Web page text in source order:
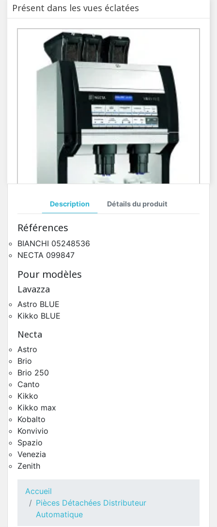
Présent dans les vues éclatées
Pièces Détachées Distributeur Automatique
Toutes Pièces Détachées Necta Brio 250
Description Détails du produit
Références
BIANCHI 05248536
NECTA 099847
Pour modèles
Lavazza
Astro BLUE
Kikko BLUE
Necta
Astro
Brio
Brio 250
Canto
Kikko
Kikko max
Kobalto
Konvivio
Spazio
Venezia
Zenith
Accueil
Pièces Détachées Distributeur
Automatique